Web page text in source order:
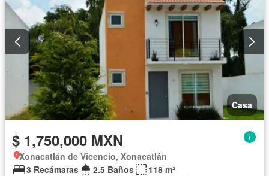
Casa
$ 1,750,000 MXN
Xonacatlán de Vicencio, Xonacatlán
3 Recámaras
2.5 Baños
118 m²